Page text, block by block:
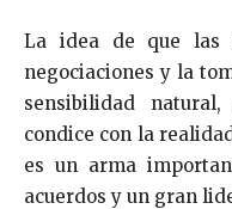
La idea de que las
negociaciones y la
sensibilidad
condice con la
es un arma
acuerdos y un gran